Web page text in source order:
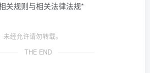
关规则与相关法律法规*
经允许请勿转载。
THE END